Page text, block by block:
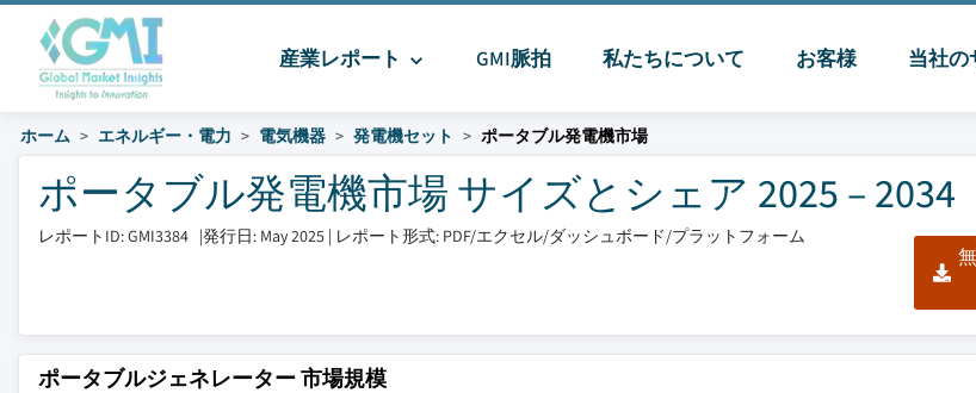
産業レポート GMI脈拍 私たちについて お客様 当社の
ホーム エネルギー・電力 電気機器 発電機セット ポータブル発電機市場
ポータブル発電機市場 サイズとシェア 2025 – 2034
レポートID: GMI3384 |発行日: May 2025 | レポート形式: PDF/エクセル/ダッシュボード/プラットフォーム
ポータブルジェネレーター 市場規模